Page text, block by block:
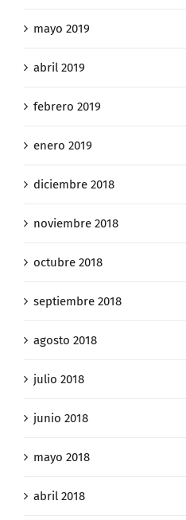
mayo 2019
abril 2019
febrero 2019
enero 2019
diciembre 2018
noviembre 2018
octubre 2018
septiembre 2018
agosto 2018
julio 2018
junio 2018
mayo 2018
abril 2018